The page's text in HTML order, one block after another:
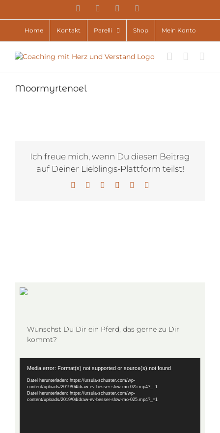
YouTubeFacebookInstagram
Home Kontakt Parelli Shop Mein Konto
Moormyrtenoel
Ich freue mich, wenn Du diesen Beitrag
auf Deiner Lieblings-Plattform teilst!
Facebook LinkedInWhatsApp
Pinterest
Wünschst Du Dir ein Pferd, das gerne zu Dir
kommt?
Media error: Format(s) not supported or source(s) not found
Datei herunterladen: https://ursula-schuster.com/wp-
content/uploads/2019/04/draw-ev-besser-slow-mo-025.mp4?_=1
Datei herunterladen: https://ursula-schuster.com/wp-
content/uploads/2019/04/draw-ev-besser-slow-mo-025.mp4?_=1